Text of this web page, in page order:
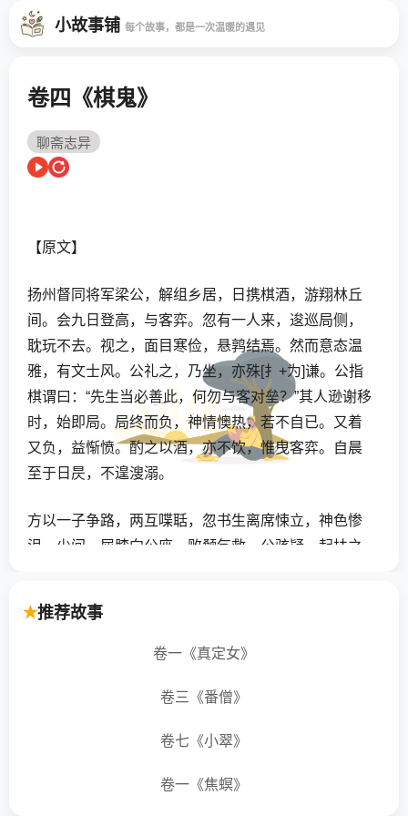
小故事铺 每个故事，都是一次温暖的遇见
卷四《棋鬼》
聊斋志异
【原文】
扬州督同将军梁公，解组乡居，日携棋酒，游翔林丘
间。会九日登高，与客弈。忽有一人来，逡巡局侧，
耽玩不去。视之，面目寒俭，悬鹑结焉。然而意态温
雅，有文士风。公礼之，乃坐，亦殊[扌+为]谦。公指
棋谓曰：“先生当必善此，何勿与客对垒？”其人逊谢移
时，始即局。局终而负，神情懊热，若不自已。又着
又负，益惭愤。酌之以酒，亦不饮，惟曳客弈。自晨
至于日昃，不遑溲溺。
方以一子争路，两互喋聒，忽书生离席悚立，神色惨
沮。少间，屈膝向公座，败颡乞救。公骇疑，起扶之
公圉役马成者，走无常，常十数日一入幽冥，摄牒作
勾役。公以书生言异，遂使人往视成，则僵卧已二日
叹咤良久，乃悟其鬼。
越日，马成寤，公召诘之。成曰：“书生湖襄人，癖嗜
推荐故事
卷一《真定女》
卷三《番僧》
卷七《小翠》
卷一《焦螟》